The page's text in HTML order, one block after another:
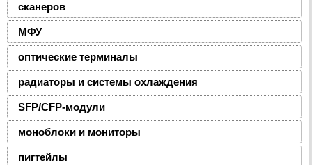
сканеров
МФУ
оптические терминалы
радиаторы и системы охлаждения
SFP/CFP-модули
моноблоки и мониторы
пигтейлы